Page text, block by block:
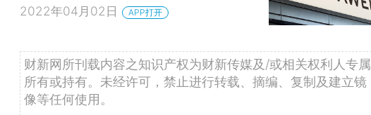
2022年04月02日 APP打开
财新网所刊载内容之知识产权为财新传媒及/或相关权利人专属
所有或持有。未经许可，禁止进行转载、摘编、复制及建立镜
像等任何使用。